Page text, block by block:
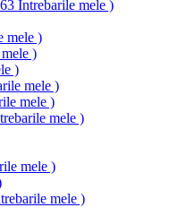
Intrebarile mele )
mele )
)
)
mele )
mele )
mele )
mele )
mele )